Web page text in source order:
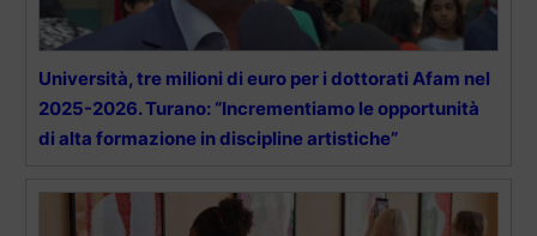
Università, tre milioni di euro per i dottorati Afam nel
2025-2026. Turano: “Incrementiamo le opportunità
di alta formazione in discipline artistiche”